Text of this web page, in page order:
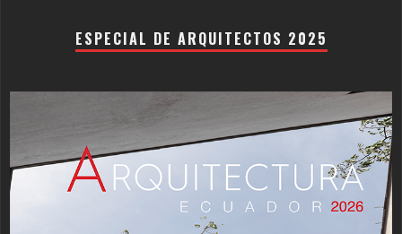
ESPECIAL DE ARQUITECTOS 2025